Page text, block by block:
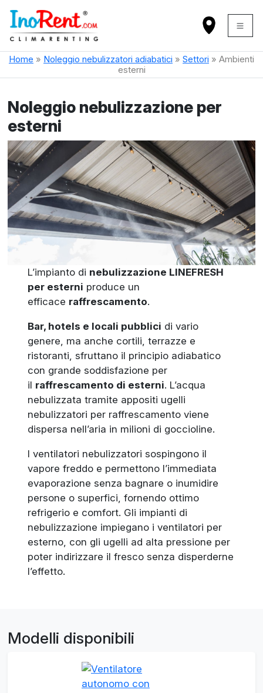
Home » Noleggio nebulizzatori adiabatici » Settori » Ambienti
esterni
Noleggio nebulizzazione per
esterni
L’impianto di nebulizzazione LINEFRESH
per esterni produce un
efficace raffrescamento.
Bar, hotels e locali pubblici di vario
genere, ma anche cortili, terrazze e
ristoranti, sfruttano il principio adiabatico
con grande soddisfazione per
il raffrescamento di esterni. L’acqua
nebulizzata tramite appositi ugelli
nebulizzatori per raffrescamento viene
dispersa nell’aria in milioni di goccioline.
I ventilatori nebulizzatori sospingono il
vapore freddo e permettono l’immediata
evaporazione senza bagnare o inumidire
persone o superfici, fornendo ottimo
refrigerio e comfort. Gli impianti di
nebulizzazione impiegano i ventilatori per
esterno, con gli ugelli ad alta pressione per
poter indirizzare il fresco senza disperderne
l’effetto.
Modelli disponibili